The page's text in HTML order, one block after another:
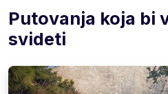
Putovanja koja bi
svideti